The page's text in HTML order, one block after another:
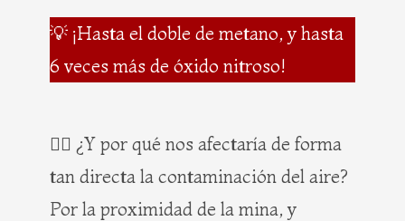
💡 ¡Hasta el doble de metano, y hasta
6 veces más de óxido nitroso!
👉🏻 ¿Y por qué nos afectaría de forma
tan directa la contaminación del aire?
Por la proximidad de la mina, y